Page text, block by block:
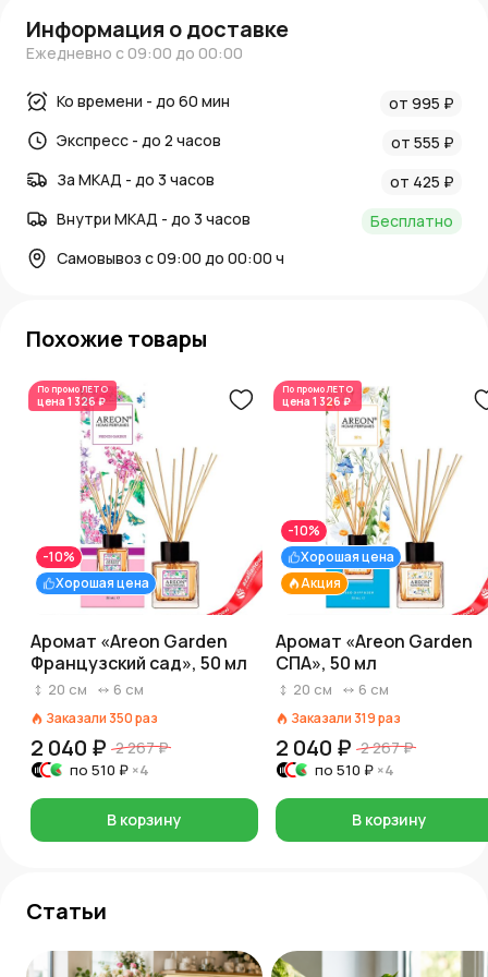
Блог и новости:
Читайте наш блог, чтобы узнать, как использовать
зановостями AzaliaNow, чтобы быть в курсе
отличный сервис.
Информация о доставке
Ежедневно с 09:00 до 00:00
Ко времени - до 60 мин
от 995 ₽
Экспресс - до 2 часов
от 555 ₽
За МКАД - до 3 часов
от 425 ₽
Внутри МКАД - до 3 часов
Бесплатно
Самовывоз с 09:00 до 00:00 ч
Похожие товары
По промоЛЕТО
цена 1 326 ₽
Хорошая цена
-10%
Аромат «Areon Garden
Французский сад», 50 мл
20 см 6 см
Заказали 350раз
2 040 ₽ 2 267 ₽
по 510 ₽ ×4
В корзину
По промоЛЕТО
цена 1 326 ₽
Акция
Хорошая цена
-10%
Аромат «Areon Garden
СПА», 50 мл
20 см 6 см
Заказали 319раз
2 040 ₽ 2 267 ₽
по 510 ₽ ×4
В корзину
Статьи